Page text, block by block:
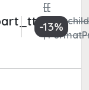
[[
|
-13%